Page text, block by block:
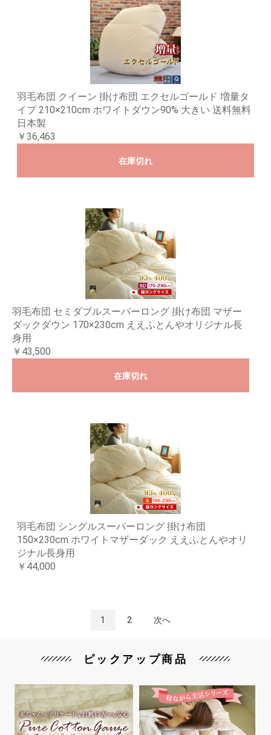
羽毛布団 クイーン 掛け布団 エクセルゴールド 増量タ
イプ 210×210cm ホワイトダウン90% 大きい 送料無料
日本製
￥36,463
在庫切れ
羽毛布団 セミダブルスーパーロング 掛け布団 マザー
ダックダウン 170×230cm ええふとんやオリジナル長
身用
￥43,500
在庫切れ
羽毛布団 シングルスーパーロング 掛け布団
150×230cm ホワイトマザーダック ええふとんやオリ
ジナル長身用
￥44,000
1 2 次へ
ピックアップ商品